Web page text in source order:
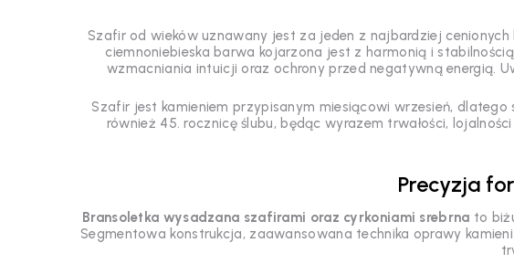
Szafir od wieków uznawany jest za jeden z najbardziej
ciemnoniebieska barwa kojarzona jest z harmonią i
wzmacniania intuicji oraz ochrony przed negatywną energią.
Szafir jest kamieniem przypisanym miesiącowi wrzesień,
również 45. rocznicę ślubu, będąc wyrazem trwałości,
Precyzja
Bransoletka wysadzana szafirami oraz cyrkoniami srebrna to
Segmentowa konstrukcja, zaawansowana technika oprawy